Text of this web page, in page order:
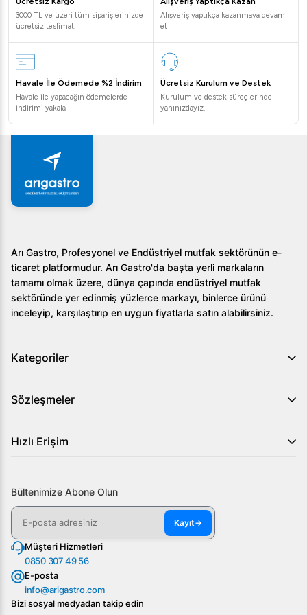
hem de doğalgaz ile çalışabilmektedir.
Bu ürünün bakımını nasıl yapabilirim?
Düzenli olarak brülör kısmını ve gaz valflerini uzman teknik
servis elemanlarına kontrol ettirmeniz, uzun ömürlü ve
güvenli bir kullanım sağlar.
Ürün montajı için nelere dikkat etmeliyim?
Montaj işleminin yetkili servis tarafından yapılması önerilir.
Böylece maksimum güvenlik ve verimlilik sağlanır.
Sonuç olarak, Öztiryakiler 700 Seri Set Üstü Dörtlü Ocak,
bilgi ve satın almak için hemen bizimle iletişime geçin!
3000 TL ve üzeri tüm siparişlerinizde
ücretsiz teslimat.
Alışveriş yaptıkça kazanmaya devam
et
Havale İle Ödemede %2 İndirim
Havale ile yapacağın ödemelerde
indirimi yakala
Ücretsiz Kurulum ve Destek
Kurulum ve destek süreçlerinde
yanınızdayız.
Arı Gastro, Profesyonel ve Endüstriyel mutfak sektörünün e-
ticaret platformudur. Arı Gastro'da başta yerli markaların
tamamı olmak üzere, dünya çapında endüstriyel mutfak
sektöründe yer edinmiş yüzlerce markayı, binlerce ürünü
inceleyip, karşılaştırıp en uygun fiyatlarla satın alabilirsiniz.
Kategoriler
Sözleşmeler
Hızlı Erişim
Bültenimize Abone Olun
Kayıt→
Müşteri Hizmetleri
0850 307 49 56
E-posta
info@arigastro.com
Bizi sosyal medyadan takip edin